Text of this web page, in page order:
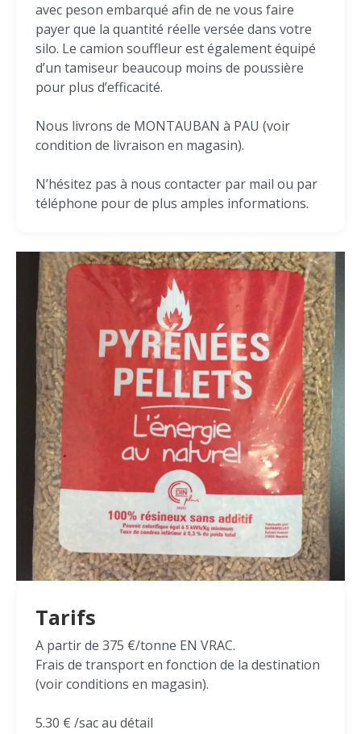
avec peson embarqué afin de ne vous faire
payer que la quantité réelle versée dans votre
silo. Le camion souffleur est également équipé
d’un tamiseur beaucoup moins de poussière
pour plus d’efficacité.
Nous livrons de MONTAUBAN à PAU (voir
condition de livraison en magasin).
N’hésitez pas à nous contacter par mail ou par
téléphone pour de plus amples informations.
Tarifs
A partir de 375 €/tonne EN VRAC.
Frais de transport en fonction de la destination
(voir conditions en magasin).
5.30 € /sac au détail